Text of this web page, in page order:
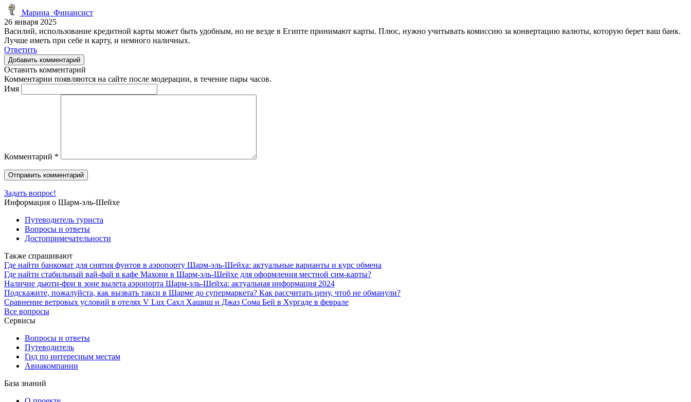
Марина_Финансист
26 января 2025
Василий, использование кредитной карты может быть удобным, но не везде в Египте принимают карты. Плюс, нужно учитывать комиссию за конвертацию валюты, которую берет ваш банк.
Лучше иметь при себе и карту, и немного наличных.
Ответить
Добавить комментарий
Оставить комментарий
Комментарии появляются на сайте после модерации, в течение пары часов.
Имя
Комментарий *
Задать вопрос!
Информация о Шарм-эль-Шейхе
Путеводитель туриста
Вопросы и ответы
Достопримечательности
Также спрашивают
Где найти банкомат для снятия фунтов в аэропорту Шарм-эль-Шейха: актуальные варианты и курс обмена
Где найти стабильный вай-фай в кафе Махони в Шарм-эль-Шейхе для оформления местной сим-карты?
Наличие дьюти-фри в зоне вылета аэропорта Шарм-эль-Шейха: актуальная информация 2024
Подскажите, пожалуйста, как вызвать такси в Шарме до супермаркета? Как рассчитать цену, чтоб не обманули?
Сравнение ветровых условий в отелях V Lux Сахл Хашиш и Джаз Сома Бей в Хургаде в феврале
Все вопросы
Сервисы
Вопросы и ответы
Путеводитель
Гид по интересным местам
Авиакомпании
База знаний